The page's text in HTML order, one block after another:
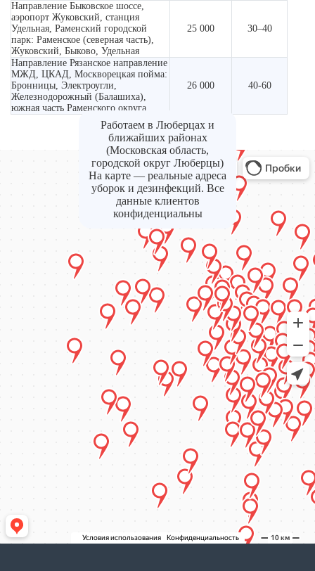
Направление Быковское шоссе,
аэропорт Жуковский, станция
Удельная, Раменский городской
парк: Раменское (северная часть),
Жуковский, Быково, Удельная
25 000 30–40
Направление Рязанское направление
МЖД, ЦКАД, Москворецкая пойма:
Бронницы, Электроугли,
Железнодорожный (Балашиха),
южная часть Раменского округа
26 000 40-60
Работаем в Люберцах и
ближайших районах
(Московская область,
городской округ Люберцы)
На карте — реальные адреса
уборок и дезинфекций. Все
данные клиентов
конфиденциальны